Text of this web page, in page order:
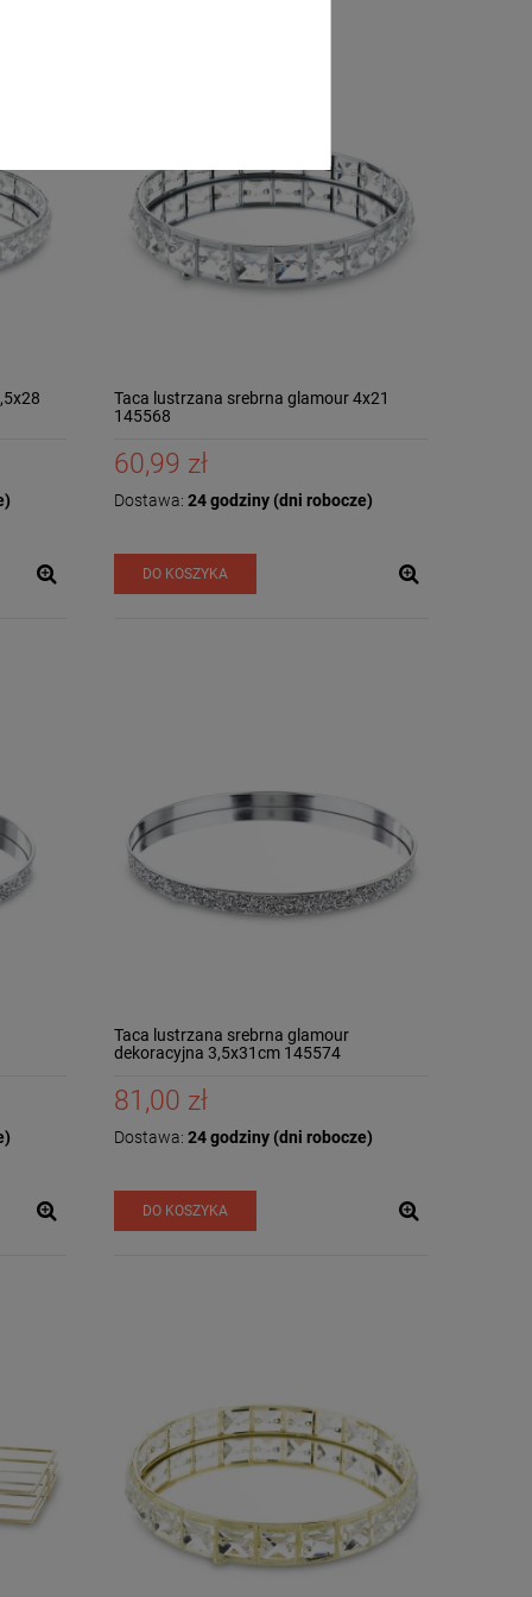
Taca lustrzana srebrna glamour 4x21
145568
60,99 zł
Dostawa: 24 godziny (dni robocze)
DO KOSZYKA
Taca lustrzana srebrna glamour
dekoracyjna 3,5x31cm 145574
81,00 zł
Dostawa: 24 godziny (dni robocze)
DO KOSZYKA